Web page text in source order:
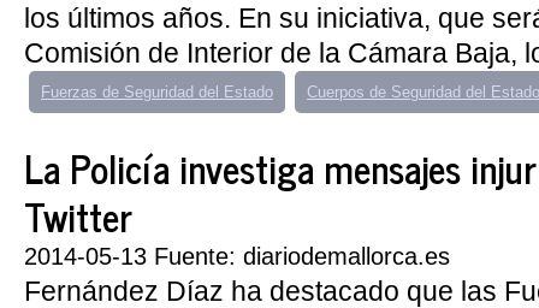
los últimos años. En su iniciativa, que
Comisión de Interior de la Cámara Baja,
Fuerzas de Seguridad del Estado Cuerpos de Seguridad del Estado
La Policía investiga mensajes
Twitter
2014-05-13 Fuente: diariodemallorca.es
Fernández Díaz ha destacado que las